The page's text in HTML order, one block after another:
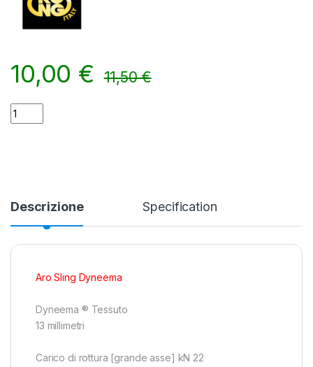
10,00 € 11,50€
Fettuccia Kong Aro Sling Dyneema da 80 cm quantity
Descrizione Specification
Aro Sling Dyneema
Dyneema ® Tessuto
13 millimetri
Carico di rottura [grande asse] kN 22